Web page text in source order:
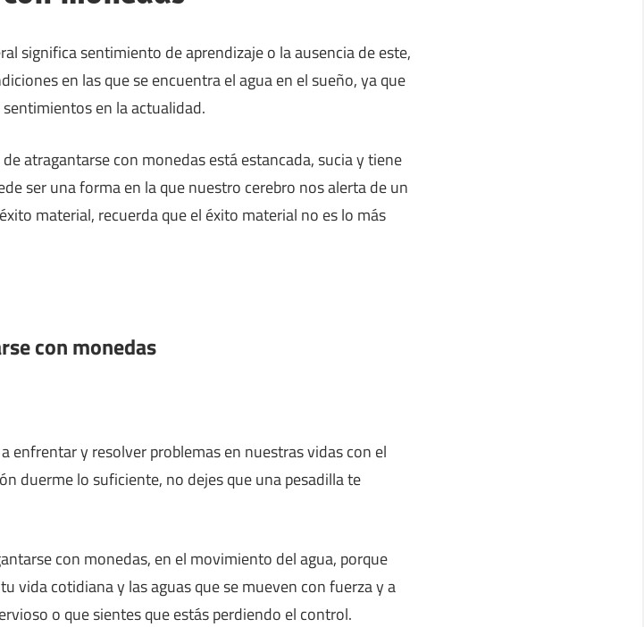
significa sentimiento de aprendizaje o la ausencia de este,
en las que se encuentra el agua en el sueño, ya que
en la actualidad.
atragantarse con monedas está estancada, sucia y tiene
ser una forma en la que nuestro cerebro nos alerta de un
material, recuerda que el éxito material no es lo más
con monedas
enfrentar y resolver problemas en nuestras vidas con el
duerme lo suficiente, no dejes que una pesadilla te
con monedas, en el movimiento del agua, porque
vida cotidiana y las aguas que se mueven con fuerza y a
o que sientes que estás perdiendo el control.